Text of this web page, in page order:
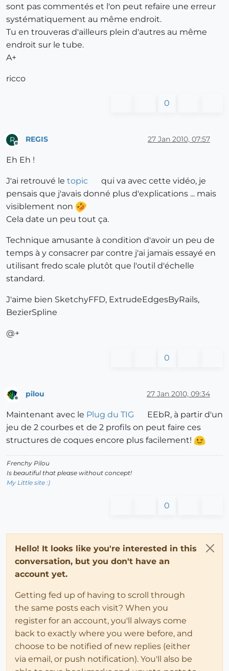
sont pas commentés et l'on peut refaire une erreur
systématiquement au même endroit.
Tu en trouveras d'ailleurs plein d'autres au même
endroit sur le tube.
A+
ricco
0
R
Offline
REGIS 27 Jan 2010, 07:57
Eh Eh !
J'ai retrouvé le topic
qui va avec cette vidéo, je
pensais que j'avais donné plus d'explications ... mais
visiblement non
Cela date un peu tout ça.
Technique amusante à condition d'avoir un peu de
temps à y consacrer par contre j'ai jamais essayé en
utilisant fredo scale plutôt que l'outil d'échelle
standard.
J'aime bien SketchyFFD, ExtrudeEdgesByRails,
BezierSpline
@+
0
pilou 27 Jan 2010, 09:34
Maintenant avec le Plug du TIG
EEbR, à partir d'un
jeu de 2 courbes et de 2 profils on peut faire ces
structures de coques encore plus facilement!
Frenchy Pilou
Is beautiful that please without concept!
My Little site :)
0
Hello! It looks like you're interested in this
conversation, but you don't have an
account yet.
Getting fed up of having to scroll through
the same posts each visit? When you
register for an account, you'll always come
back to exactly where you were before, and
choose to be notified of new replies (either
via email, or push notification). You'll also be